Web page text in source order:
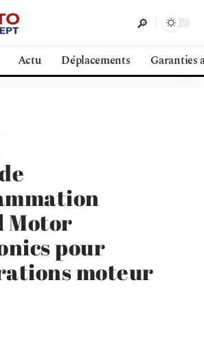
Actu Déplacements Garanties
Motor
pour
moteur